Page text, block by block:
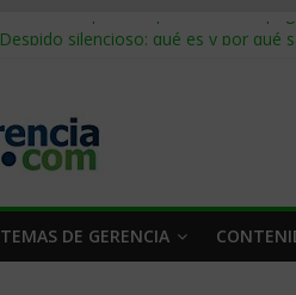
Stablecoins para empresas: cómo
Trabajo forzoso en la cadena de
Mercado hispano de EE. UU.: cómo
TEMAS DE GERENCIA